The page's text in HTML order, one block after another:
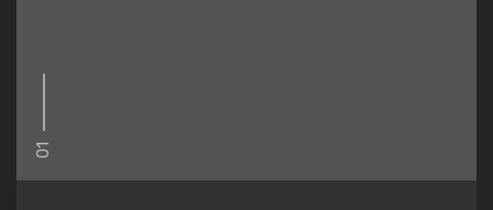
01